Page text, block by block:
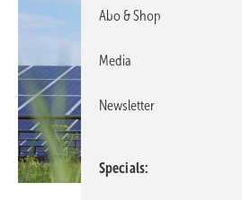
Abo & Shop
Media
Newsletter
Specials